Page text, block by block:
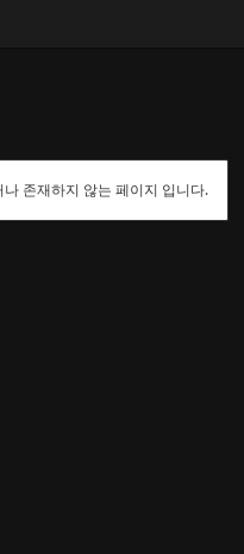
존재하지 않는 페이지 입니다.